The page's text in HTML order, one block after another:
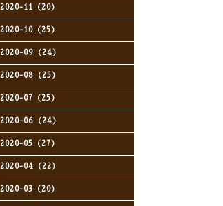
2020-11（20）
2020-10（25）
2020-09（24）
2020-08（25）
2020-07（25）
2020-06（24）
2020-05（27）
2020-04（22）
2020-03（20）